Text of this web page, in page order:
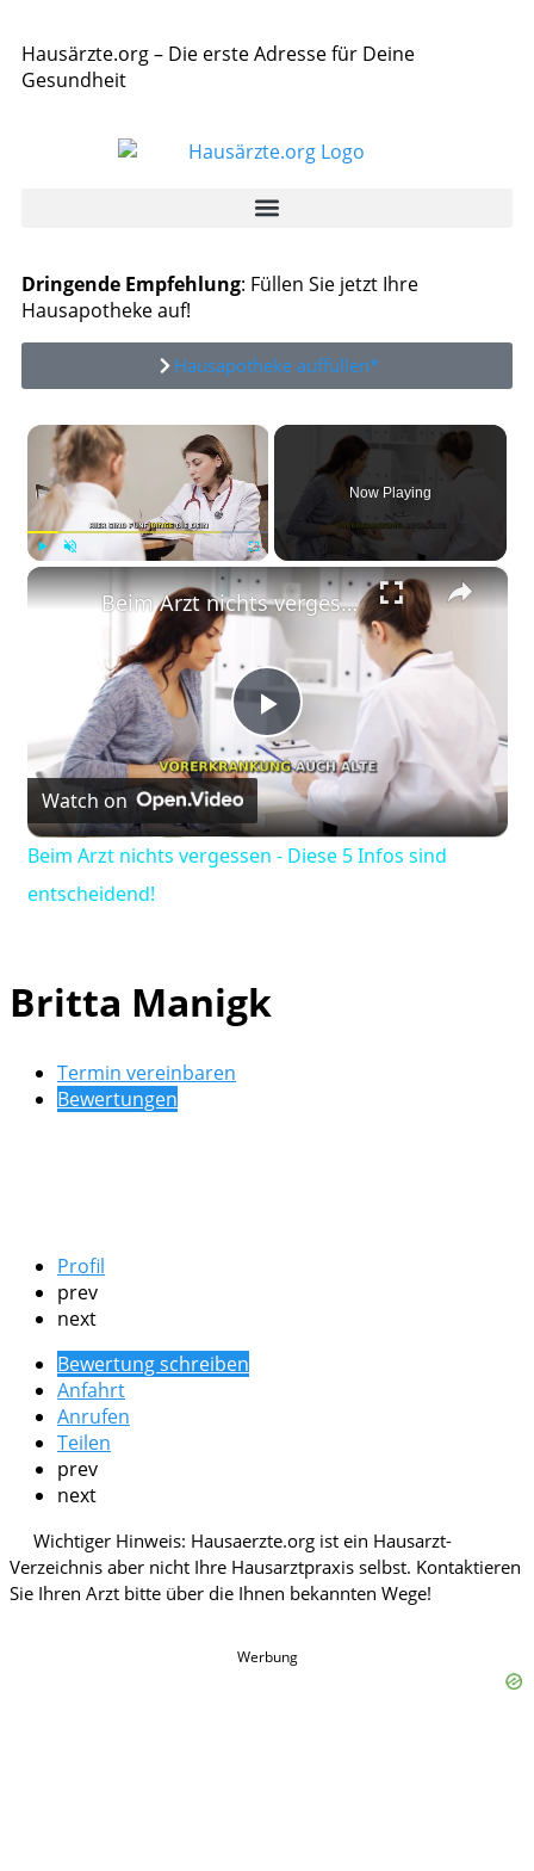
Hausärzte.org – Die erste Adresse für Deine
Gesundheit
Dringende Empfehlung: Füllen Sie jetzt Ihre
Hausapotheke auf!
Hausapotheke auffüllen*
×
Now Playing
×
Play
Video
Beim Arzt nichts vergessen - Diese 5 Infos sind entscheidend!
Watch on
Beim Arzt nichts vergessen - Diese 5 Infos sind
entscheidend!
Britta Manigk
Termin vereinbaren
Bewertungen
Profil
prev
next
Bewertung schreiben
Anfahrt
Anrufen
Teilen
prev
next
Werbung